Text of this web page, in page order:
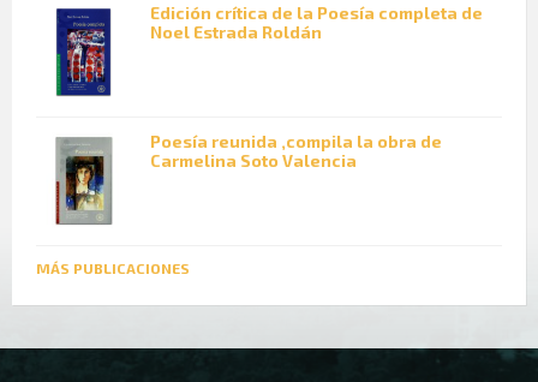
Edición crítica de la Poesía completa de
Noel Estrada Roldán
Poesía reunida ,compila la obra de
Carmelina Soto Valencia
MÁS PUBLICACIONES